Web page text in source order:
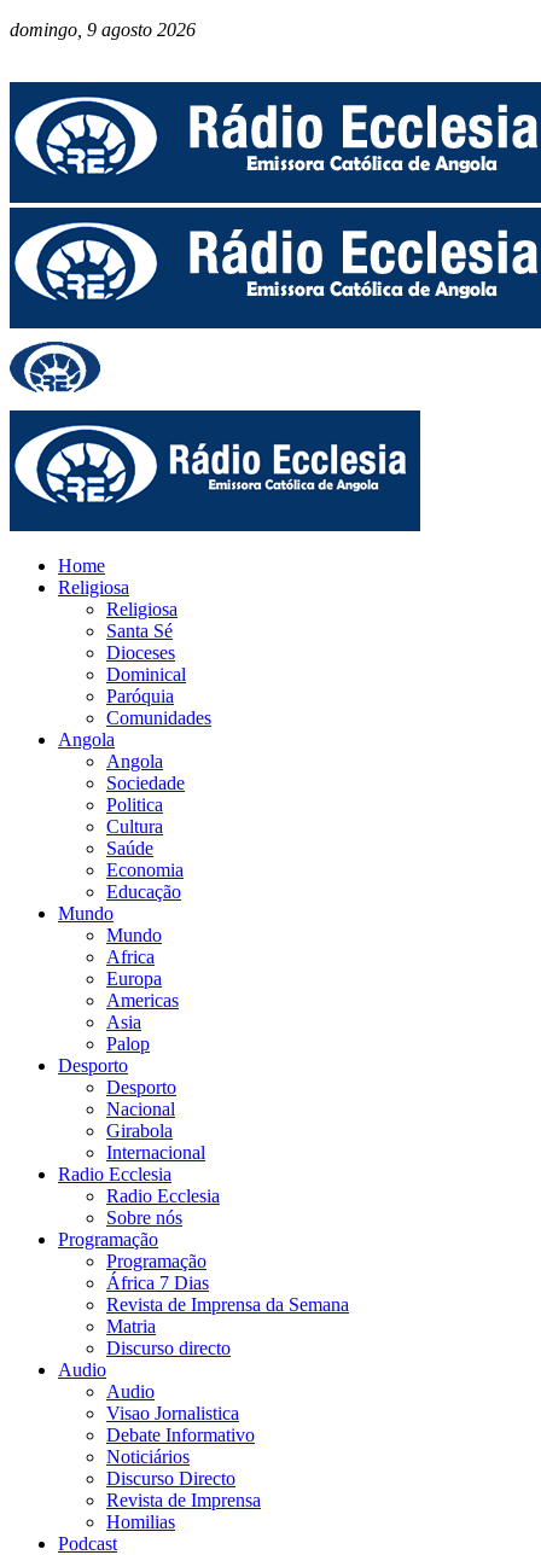
domingo, 9 agosto 2026
Home
Religiosa
Religiosa
Santa Sé
Dioceses
Dominical
Paróquia
Comunidades
Angola
Angola
Sociedade
Politica
Cultura
Saúde
Economia
Educação
Mundo
Mundo
Africa
Europa
Americas
Asia
Palop
Desporto
Desporto
Nacional
Girabola
Internacional
Radio Ecclesia
Radio Ecclesia
Sobre nós
Programação
Programação
África 7 Dias
Revista de Imprensa da Semana
Matria
Discurso directo
Audio
Audio
Visao Jornalistica
Debate Informativo
Noticiários
Discurso Directo
Revista de Imprensa
Homilias
Podcast